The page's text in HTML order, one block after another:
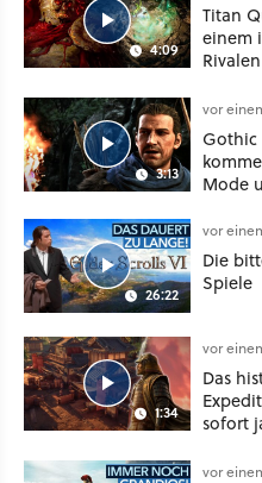
4:09
Titan
einem
Klasse
3:13
vor
Gothic
Mode
26:22
vor
Die
Spiele
1:34
vor
Das
sofort
oder
vor